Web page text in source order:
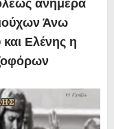
ανήμερα
Άνω
Ελένης η